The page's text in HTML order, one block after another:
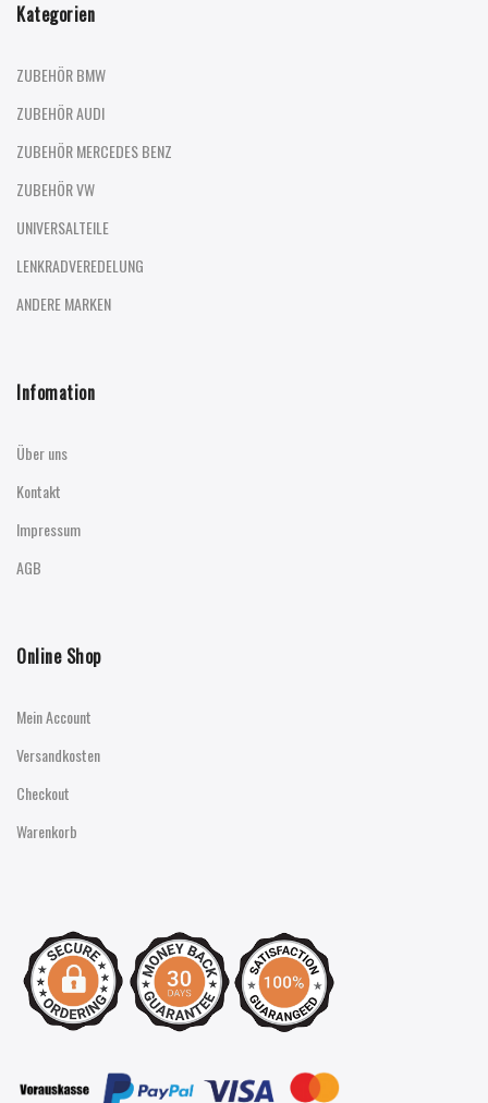
Kategorien
ZUBEHÖR BMW
ZUBEHÖR AUDI
ZUBEHÖR MERCEDES BENZ
ZUBEHÖR VW
UNIVERSALTEILE
LENKRADVEREDELUNG
ANDERE MARKEN
Infomation
Über uns
Kontakt
Impressum
AGB
Online Shop
Mein Account
Versandkosten
Checkout
Warenkorb